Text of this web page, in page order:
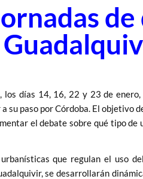
días 14, 16, 22 y 23 de
paso por Córdoba. El objetivo
el debate sobre qué tipo de
que regulan el uso
se desarrollarán